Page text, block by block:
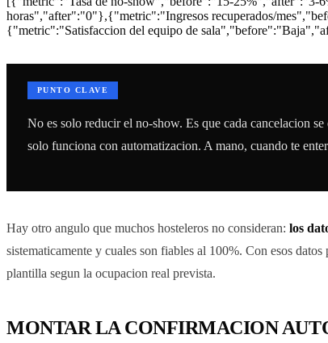
horas","after":"0"},{"metric":"Ingresos recuperados/
{"metric":"Satisfaccion del equipo de
PUNTO CLAVE
No es solo reducir el no-show. Es que cada cancelacion
solo funciona con automatizacion. A mano, cuando te
Hay otro angulo que muchos hosteleros no consideran: los
sistematicamente y cuales son fiables al 100%. Con esos
plantilla segun la ocupacion real prevista.
MONTAR LA CONFIRMACION